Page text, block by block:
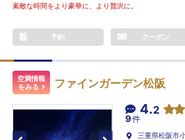
素敵な時間をより豪華に、より贅沢に。
予約 クーポン
空満情報
をみる
ファインガーデン松阪
4.2
9件
三重県松阪市